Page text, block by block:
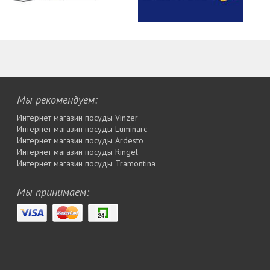
Мы рекомендуем:
Интернет магазин посуды Vinzer
Интернет магазин посуды Luminarc
Интернет магазин посуды Ardesto
Интернет магазин посуды Rіngel
Интернет магазин посуды Tramontina
Мы принимаем: